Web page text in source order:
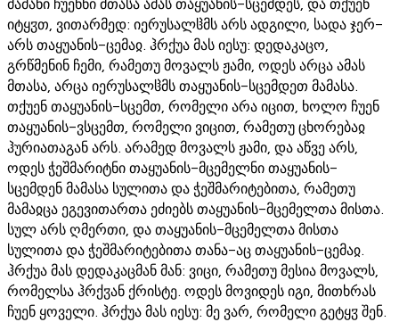
იტყჳთ, ვითარმედ: იერუსალჱმს არს ადგილი, სადა ჯერ-
არს თაყუანის-ცემაჲ. ჰრქუა მას იესუ: დედაკაცო,
გრწმენინ ჩემი, რამეთუ მოვალს ჟამი, ოდეს არცა ამას
მთასა, არცა იერუსალჱმს თაყუანის-სცემდეთ მამასა.
თქუენ თაყუანის-სცემთ, რომელი არა იცით, ხოლო ჩუენ
თაყუანის-ვსცემთ, რომელი ვიცით, რამეთუ ცხორებაჲ
ჰურიათაგან არს. არამედ მოვალს ჟამი, და აწვე არს,
ოდეს ჭეშმარიტნი თაყუანის-მცემელნი თაყუანის-
სცემდენ მამასა სულითა და ჭეშმარიტებითა, რამეთუ
მამაჲცა ეგევითართა ეძიებს თაყუანის-მცემელთა მისთა.
სულ არს ღმერთი, და თაყუანის-მცემელთა მისთა
სულითა და ჭეშმარიტებითა თანა-აც თაყუანის-ცემაჲ.
ჰრქუა მას დედაკაცმან მან: ვიცი, რამეთუ მესია მოვალს,
რომელსა ჰრქჳან ქრისტე. ოდეს მოვიდეს იგი, მითხრას
ჩუენ ყოველი. ჰრქუა მას იესუ: მე ვარ, რომელი გეტყჳ შენ.